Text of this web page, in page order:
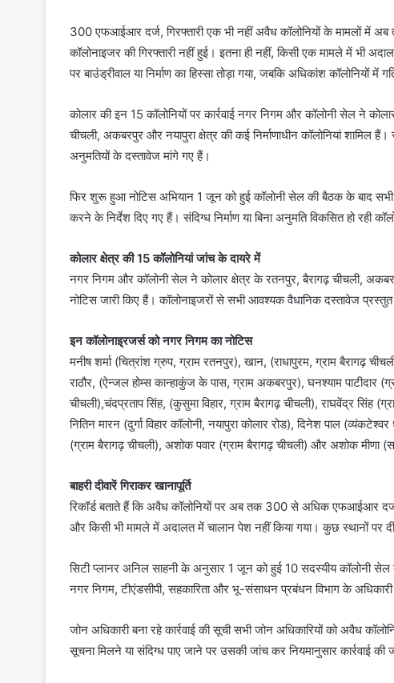
300 एफआईआर दर्ज, गिरफ्तारी एक भी नहीं अवैध कॉलोनियों के मामलों में
कॉलोनाइजर की गिरफ्तारी नहीं हुई। इतना ही नहीं, किसी एक मामले में भी
पर बाउंड्रीवाल या निर्माण का हिस्सा तोड़ा गया, जबकि अधिकांश कॉलोनियों में
कोलार की इन 15 कॉलोनियों पर कार्रवाई नगर निगम और कॉलोनी सेल ने
चीचली, अकबरपुर और नयापुरा क्षेत्र की कई निर्माणाधीन कॉलोनियां शामिल
अनुमतियों के दस्तावेज मांगे गए हैं।
फिर शुरू हुआ नोटिस अभियान 1 जून को हुई कॉलोनी सेल की बैठक के बाद सभी
करने के निर्देश दिए गए हैं। संदिग्ध निर्माण या बिना अनुमति विकसित हो रही
कोलार क्षेत्र की 15 कॉलोनियां जांच के दायरे में
नगर निगम और कॉलोनी सेल ने कोलार क्षेत्र के रतनपुर, बैरागढ़ चीचली,
नोटिस जारी किए हैं। कॉलोनाइजरों से सभी आवश्यक वैधानिक दस्तावेज
इन कॉलोनाइ्रजर्स को नगर निगम का नोटिस
मनीष शर्मा (चित्रांश ग्रुप, ग्राम रतनपुर), खान, (राधापुरम, ग्राम बैरागढ़
राठौर, (ऐन्जल होम्स कान्हाकुंज के पास, ग्राम अकबरपुर), घनश्याम पाटीदार
चीचली),चंदप्रताप सिंह, (कुसुमा विहार, ग्राम बैरागढ़ चीचली), राघवेंद्र सिंह
नितिन मारन (दुर्गा विहार कॉलोनी, नयापुरा कोलार रोड), दिनेश पाल
(ग्राम बैरागढ़ चीचली), अशोक पवार (ग्राम बैरागढ़ चीचली) और अशोक मीणा
बाहरी दीवारें गिराकर खानापूर्ति
रिकॉर्ड बताते हैं कि अवैध कॉलोनियों पर अब तक 300 से अधिक एफआईआर
और किसी भी मामले में अदालत में चालान पेश नहीं किया गया। कुछ स्थानों पर
सिटी प्लानर अनिल साहनी के अनुसार 1 जून को हुई 10 सदस्यीय कॉलोनी
नगर निगम, टीएंडसीपी, सहकारिता और भू-संसाधन प्रबंधन विभाग के
जोन अधिकारी बना रहे कार्रवाई की सूची सभी जोन अधिकारियों को अवैध
सूचना मिलने या संदिग्ध पाए जाने पर उसकी जांच कर नियमानुसार कार्रवाई